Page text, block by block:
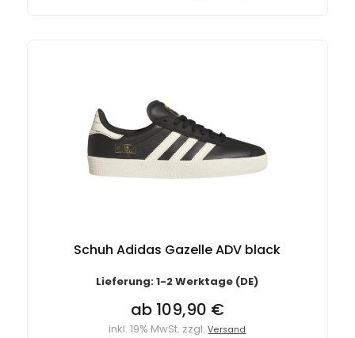
Schuh Adidas Gazelle ADV black
Lieferung: 1-2 Werktage (DE)
ab 109,90 €
inkl. 19% MwSt. zzgl.Versand